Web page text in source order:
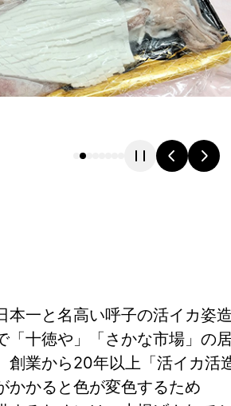
本一と名高い呼子の活イカ姿
「十徳や」「さかな市場」の
創業から20年以上「活イカ活
かかると色が変色するため